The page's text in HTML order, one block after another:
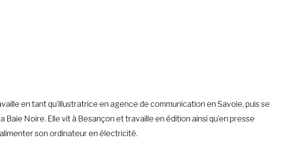
en tant qu’illustratrice en agence de communication en Savoie, puis se
Noire. Elle vit à Besançon et travaille en édition ainsi qu’en presse
son ordinateur en électricité.